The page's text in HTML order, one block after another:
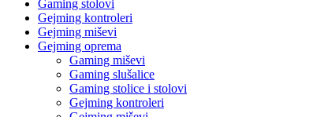
Gaming stolovi
Gejming kontroleri
Gejming miševi
Gejming oprema
Gaming miševi
Gaming slušalice
Gaming stolice i stolovi
Gejming kontroleri